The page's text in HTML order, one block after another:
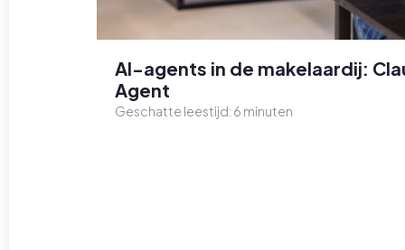
AI-agents in de makelaardij:
Agent
Geschatte leestijd: 6 minuten